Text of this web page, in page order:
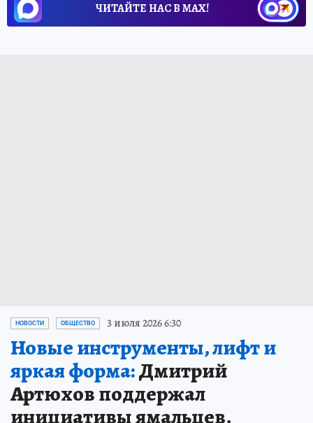
ЧИТАЙТЕ НАС В МАХ!
НОВОСТИ ОБЩЕСТВО 3 июля 2026 6:30
Новые инструменты, лифт и
яркая форма:Дмитрий
Артюхов поддержал
инициативы ямальцев,